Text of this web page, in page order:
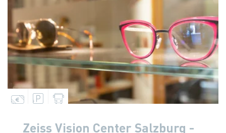
Zeiss Vision Center Salzburg -